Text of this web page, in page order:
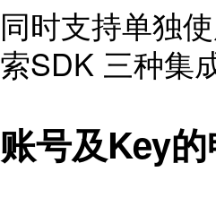
同时支持单独
索SDK 三种集
账号及Key